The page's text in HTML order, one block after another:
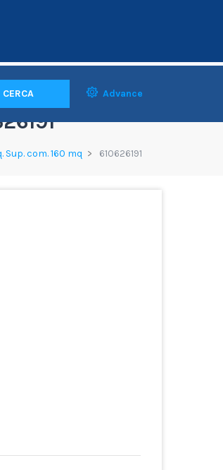
CERCA Advance
com. 160 mq 610626191